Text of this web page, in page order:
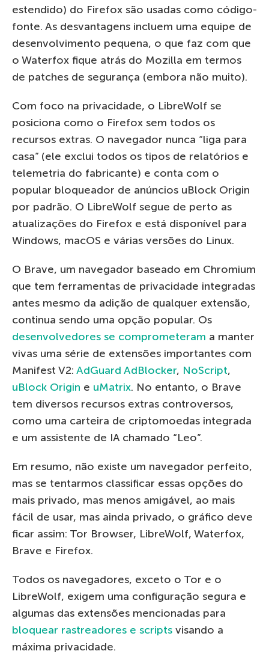
estendido) do Firefox são usadas como código-
fonte. As desvantagens incluem uma equipe de
desenvolvimento pequena, o que faz com que
o Waterfox fique atrás do Mozilla em termos
de patches de segurança (embora não muito).
Com foco na privacidade, o LibreWolf se
posiciona como o Firefox sem todos os
recursos extras. O navegador nunca “liga para
casa” (ele exclui todos os tipos de relatórios e
telemetria do fabricante) e conta com o
popular bloqueador de anúncios uBlock Origin
por padrão. O LibreWolf segue de perto as
atualizações do Firefox e está disponível para
Windows, macOS e várias versões do Linux.
O Brave, um navegador baseado em Chromium
que tem ferramentas de privacidade integradas
antes mesmo da adição de qualquer extensão,
continua sendo uma opção popular. Os
desenvolvedores se comprometeram a manter
vivas uma série de extensões importantes com
Manifest V2: AdGuard AdBlocker, NoScript,
uBlock Origin e uMatrix. No entanto, o Brave
tem diversos recursos extras controversos,
como uma carteira de criptomoedas integrada
e um assistente de IA chamado “Leo”.
Em resumo, não existe um navegador perfeito,
mas se tentarmos classificar essas opções do
mais privado, mas menos amigável, ao mais
fácil de usar, mas ainda privado, o gráfico deve
ficar assim: Tor Browser, LibreWolf, Waterfox,
Brave e Firefox.
Todos os navegadores, exceto o Tor e o
LibreWolf, exigem uma configuração segura e
algumas das extensões mencionadas para
bloquear rastreadores e scripts visando a
máxima privacidade.